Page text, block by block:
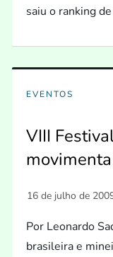
saiu o ranking
EVENTOS
VIII
Por Leonardo
brasileira e